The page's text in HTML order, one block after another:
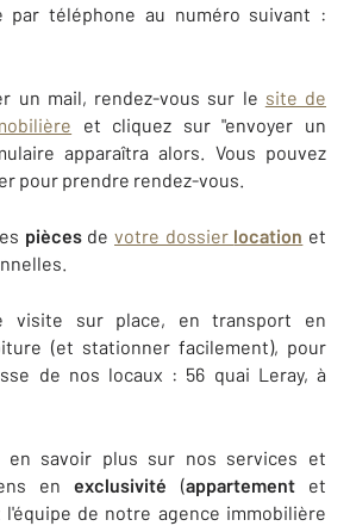
par téléphone au numéro suivant :
un mail, rendez-vous sur le site de
et cliquez sur "envoyer un
apparaîtra alors. Vous pouvez
pour prendre rendez-vous.
piècesdevotre dossier location et
visite sur place, en transport en
(et stationner facilement), pour
de nos locaux : 56 quai Leray, à
en savoir plus sur nos services et
enexclusivité (appartementet
l'équipe de notre agence immobilière